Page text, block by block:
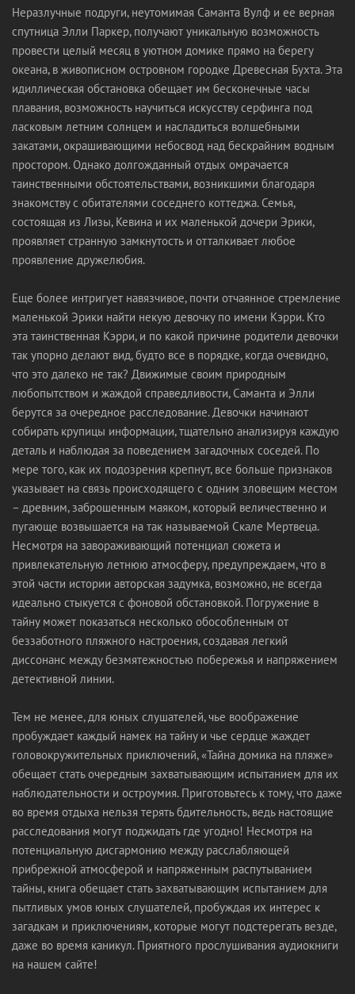
Неразлучные подруги, неутомимая Саманта Вулф и ее верная
спутница Элли Паркер, получают уникальную возможность
провести целый месяц в уютном домике прямо на берегу
океана, в живописном островном городке Древесная Бухта. Эта
идиллическая обстановка обещает им бесконечные часы
плавания, возможность научиться искусству серфинга под
ласковым летним солнцем и насладиться волшебными
закатами, окрашивающими небосвод над бескрайним водным
простором. Однако долгожданный отдых омрачается
таинственными обстоятельствами, возникшими благодаря
знакомству с обитателями соседнего коттеджа. Семья,
состоящая из Лизы, Кевина и их маленькой дочери Эрики,
проявляет странную замкнутость и отталкивает любое
проявление дружелюбия.
Еще более интригует навязчивое, почти отчаянное стремление
маленькой Эрики найти некую девочку по имени Кэрри. Кто
эта таинственная Кэрри, и по какой причине родители девочки
так упорно делают вид, будто все в порядке, когда очевидно,
что это далеко не так? Движимые своим природным
любопытством и жаждой справедливости, Саманта и Элли
берутся за очередное расследование. Девочки начинают
собирать крупицы информации, тщательно анализируя каждую
деталь и наблюдая за поведением загадочных соседей. По
мере того, как их подозрения крепнут, все больше признаков
указывает на связь происходящего с одним зловещим местом
– древним, заброшенным маяком, который величественно и
пугающе возвышается на так называемой Скале Мертвеца.
Несмотря на завораживающий потенциал сюжета и
привлекательную летнюю атмосферу, предупреждаем, что в
этой части истории авторская задумка, возможно, не всегда
идеально стыкуется с фоновой обстановкой. Погружение в
тайну может показаться несколько обособленным от
беззаботного пляжного настроения, создавая легкий
диссонанс между безмятежностью побережья и напряжением
детективной линии.
Тем не менее, для юных слушателей, чье воображение
пробуждает каждый намек на тайну и чье сердце жаждет
головокружительных приключений, «Тайна домика на пляже»
обещает стать очередным захватывающим испытанием для их
наблюдательности и остроумия. Приготовьтесь к тому, что даже
во время отдыха нельзя терять бдительность, ведь настоящие
расследования могут поджидать где угодно! Несмотря на
потенциальную дисгармонию между расслабляющей
прибрежной атмосферой и напряженным распутыванием
тайны, книга обещает стать захватывающим испытанием для
пытливых умов юных слушателей, пробуждая их интерес к
загадкам и приключениям, которые могут подстерегать везде,
даже во время каникул. Приятного прослушивания аудиокниги
на нашем сайте!